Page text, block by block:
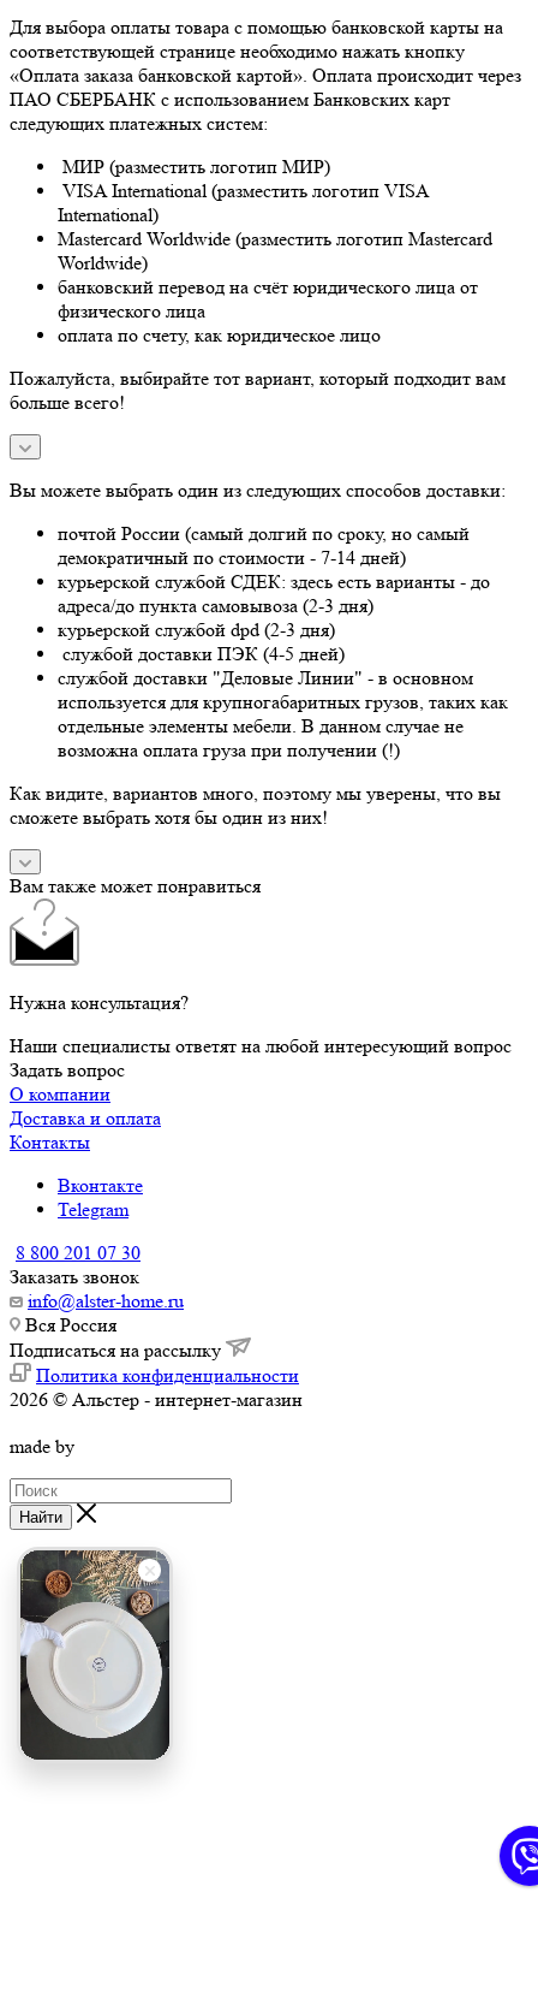
Для выбора оплаты товара с помощью банковской карты на
соответствующей странице необходимо нажать кнопку
«Оплата заказа банковской картой». Оплата происходит через
ПАО СБЕРБАНК с использованием Банковских карт
следующих платежных систем:
МИР (разместить логотип МИР)
VISA International (разместить логотип VISA
International)
Mastercard Worldwide (разместить логотип Mastercard
Worldwide)
банковский перевод на счёт юридического лица от
физического лица
оплата по счету, как юридическое лицо
Пожалуйста, выбирайте тот вариант, который подходит вам
больше всего!
Вы можете выбрать один из следующих способов доставки:
почтой России (самый долгий по сроку, но самый
демократичный по стоимости - 7-14 дней)
курьерской службой СДЕК: здесь есть варианты - до
адреса/до пункта самовывоза (2-3 дня)
курьерской службой dpd (2-3 дня)
службой доставки ПЭК (4-5 дней)
службой доставки "Деловые Линии" - в основном
используется для крупногабаритных грузов, таких как
отдельные элементы мебели. В данном случае не
возможна оплата груза при получении (!)
Как видите, вариантов много, поэтому мы уверены, что вы
сможете выбрать хотя бы один из них!
Вам также может понравиться
Нужна консультация?
Наши специалисты ответят на любой интересующий вопрос
Задать вопрос
О компании
Доставка и оплата
Контакты
Вконтакте
Telegram
8 800 201 07 30
Заказать звонок
info@alster-home.ru
Вся Россия
Подписаться на рассылку
Политика конфиденциальности
2026 © Альстер - интернет-магазин
made by
Найти